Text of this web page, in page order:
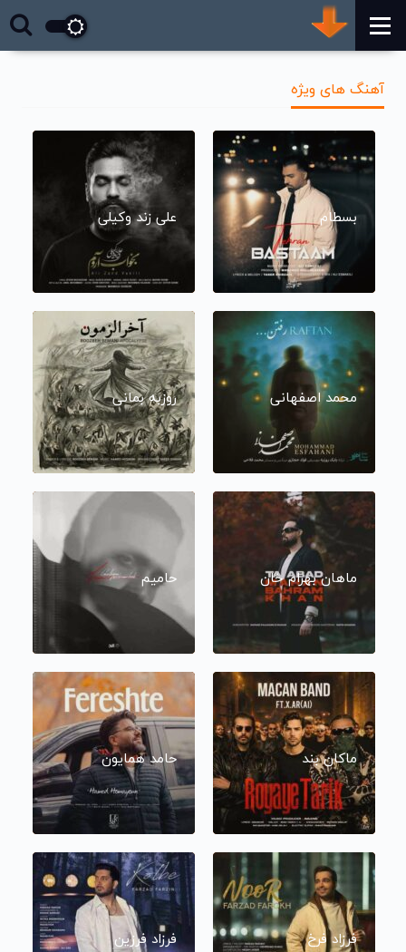
آهنگ های ویژه
بسطام علی زند وکیلی
محمد اصفهانی روزبه بمانی
ماهان بهرام خان حامیم
ماکان بند حامد همایون
فرزاد فرخ فرزاد فرزین